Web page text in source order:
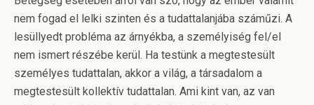
nem fogad el lelki szinten és a tudattalanjába száműzi. A
lesüllyedt probléma az árnyékba, a személyiség fel/el
nem ismert részébe kerül. Ha testünk a megtestesült
személyes tudattalan, akkor a világ, a társadalom a
megtestesült kollektív tudattalan. Ami kint van, az van